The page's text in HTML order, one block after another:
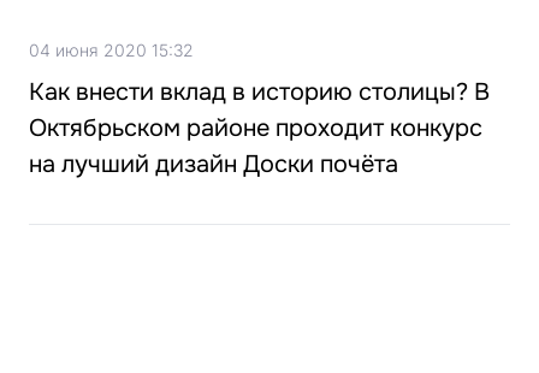
04 июня 2020 15:32
Как внести вклад в историю столицы? В
Октябрьском районе проходит конкурс
на лучший дизайн Доски почёта